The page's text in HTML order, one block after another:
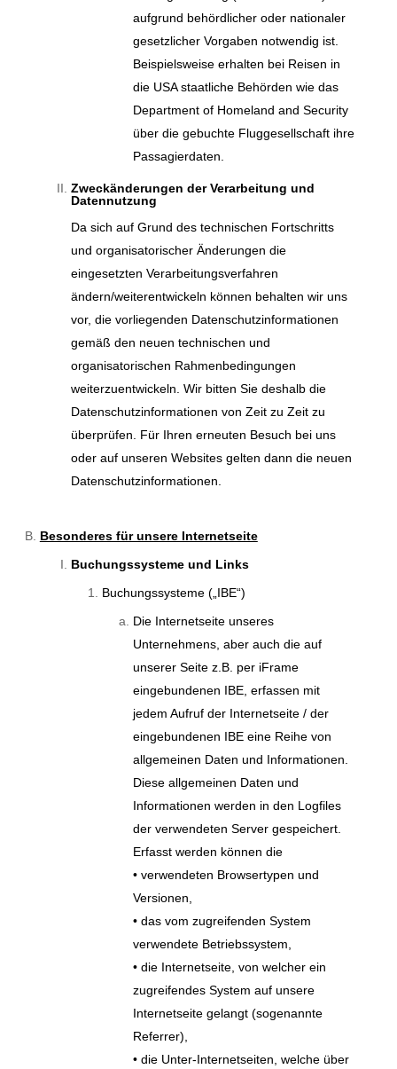
aufgrund behördlicher oder nationaler
gesetzlicher Vorgaben notwendig ist.
Beispielsweise erhalten bei Reisen in
die USA staatliche Behörden wie das
Department of Homeland and Security
über die gebuchte Fluggesellschaft ihre
Passagierdaten.
Zweckänderungen der Verarbeitung und
Datennutzung
Da sich auf Grund des technischen Fortschritts
und organisatorischer Änderungen die
eingesetzten Verarbeitungsverfahren
ändern/weiterentwickeln können behalten wir uns
vor, die vorliegenden Datenschutzinformationen
gemäß den neuen technischen und
organisatorischen Rahmenbedingungen
weiterzuentwickeln. Wir bitten Sie deshalb die
Datenschutzinformationen von Zeit zu Zeit zu
überprüfen. Für Ihren erneuten Besuch bei uns
oder auf unseren Websites gelten dann die neuen
Datenschutzinformationen.
Besonderes für unsere Internetseite
Buchungssysteme und Links
Buchungssysteme („IBE“)
Die Internetseite unseres
Unternehmens, aber auch die auf
unserer Seite z.B. per iFrame
eingebundenen IBE, erfassen mit
jedem Aufruf der Internetseite / der
eingebundenen IBE eine Reihe von
allgemeinen Daten und Informationen.
Diese allgemeinen Daten und
Informationen werden in den Logfiles
der verwendeten Server gespeichert.
Erfasst werden können die
• verwendeten Browsertypen und
Versionen,
• das vom zugreifenden System
verwendete Betriebssystem,
• die Internetseite, von welcher ein
zugreifendes System auf unsere
Internetseite gelangt (sogenannte
Referrer),
• die Unter-Internetseiten, welche über